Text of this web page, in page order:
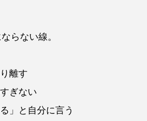
らない線。
離す
ぎない
」と自分に言う